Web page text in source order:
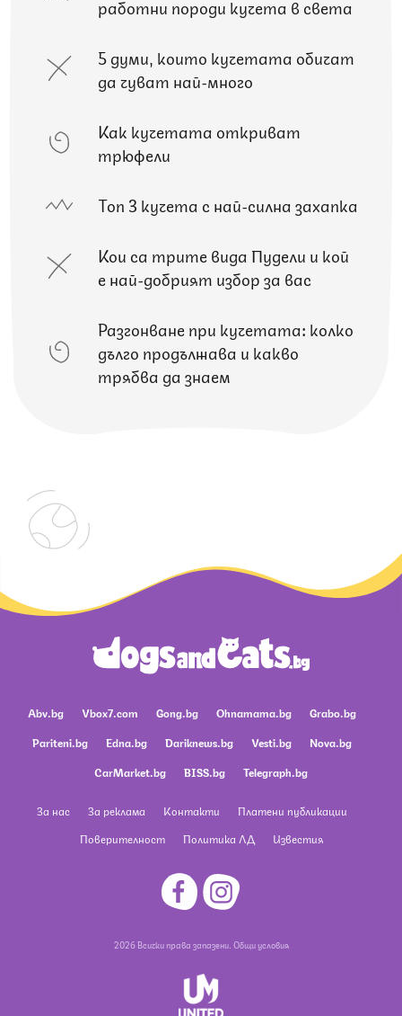
работни породи кучета в света
5 думи, които кучетата обичат
да чуват най-много
Как кучетата откриват
трюфели
Топ 3 кучета с най-силна захапка
Кои са трите вида Пудели и кой
е най-добрият избор за вас
Разгонване при кучетата: колко
дълго продължава и какво
трябва да знаем
Abv.bg Vbox7.com Gong.bg Ohnamama.bg
Grabo.bg
Pariteni.bg
Edna.bg Dariknews.bg Vesti.bg
Nova.bg
CarMarket.bg
BISS.bg Telegraph.bg
За нас За реклама Контакти
Платени публикации
Поверителност
Политика ЛД Известия
2026 Всички права запазени. Общи условия